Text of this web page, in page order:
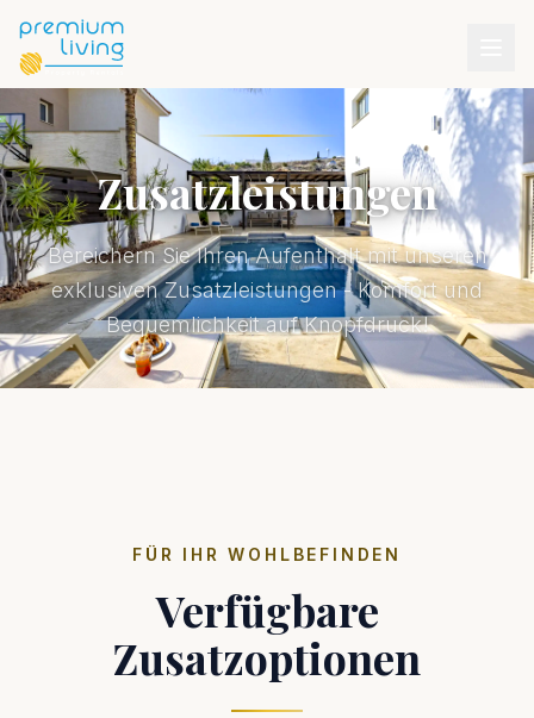
Zusatzleistungen
Bereichern Sie Ihren Aufenthalt mit unseren
exklusiven Zusatzleistungen - Komfort und
Bequemlichkeit auf Knopfdruck!
FÜR IHR WOHLBEFINDEN
Verfügbare
Zusatzoptionen